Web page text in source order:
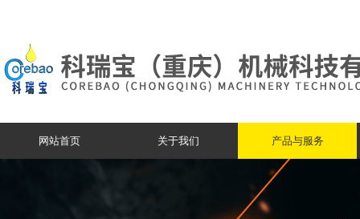
网站首页 关于我们 产品与服务